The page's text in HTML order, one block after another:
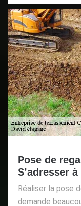
Pose de
S’adresser
Réaliser la pose
demande